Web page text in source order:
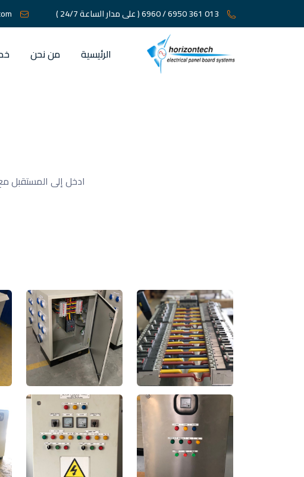
( على مدار الساعة 24/7 )
الرئيسية من نحن